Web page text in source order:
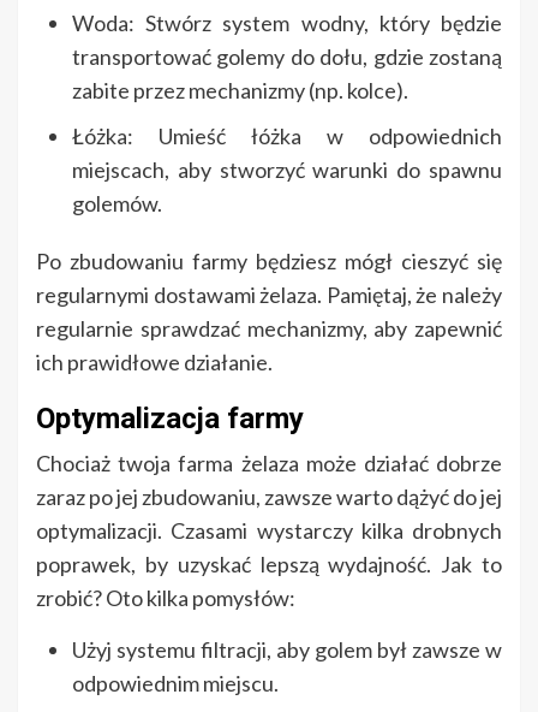
Woda: Stwórz system wodny, który będzie
transportować golemy do dołu, gdzie zostaną
zabite przez mechanizmy (np. kolce).
Łóżka: Umieść łóżka w odpowiednich
miejscach, aby stworzyć warunki do spawnu
golemów.
Po zbudowaniu farmy będziesz mógł cieszyć się
regularnymi dostawami żelaza. Pamiętaj, że należy
regularnie sprawdzać mechanizmy, aby zapewnić
ich prawidłowe działanie.
Optymalizacja farmy
Chociaż twoja farma żelaza może działać dobrze
zaraz po jej zbudowaniu, zawsze warto dążyć do jej
optymalizacji. Czasami wystarczy kilka drobnych
poprawek, by uzyskać lepszą wydajność. Jak to
zrobić? Oto kilka pomysłów:
Użyj systemu filtracji, aby golem był zawsze w
odpowiednim miejscu.